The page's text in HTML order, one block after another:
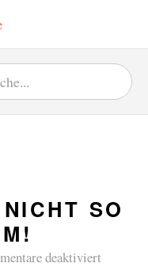
SO
deaktiviert